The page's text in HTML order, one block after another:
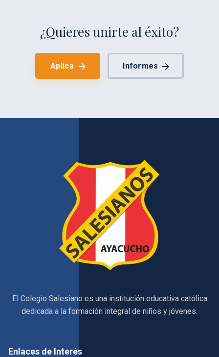
¿Quieres unirte al éxito?
Aplica Informes
El Colegio Salesiano es una institución educativa católica
dedicada a la formación integral de niños y jóvenes.
Enlaces de Interés